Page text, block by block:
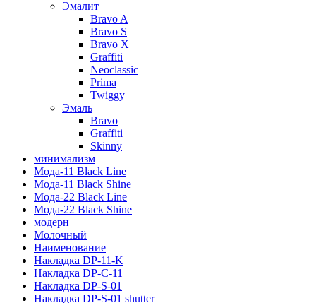
Эмалит
Bravo A
Bravo S
Bravo X
Graffiti
Neoclassic
Prima
Twiggy
Эмаль
Bravo
Graffiti
Skinny
минимализм
Мода-11 Black Line
Мода-11 Black Shine
Мода-22 Black Line
Мода-22 Black Shine
модерн
Молочный
Наименование
Накладка DP-11-K
Накладка DP-C-11
Накладка DP-S-01
Накладка DP-S-01 shutter